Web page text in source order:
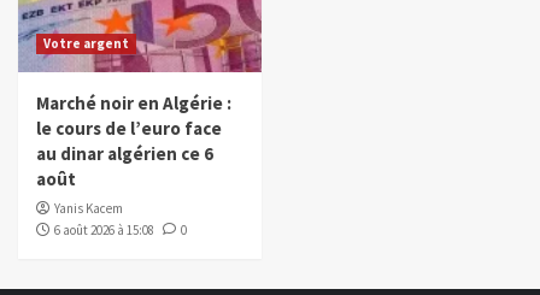
Votre argent
Marché noir en Algérie :
le cours de l’euro face
au dinar algérien ce 6
août
Yanis Kacem
6 août 2026 à 15:08
0